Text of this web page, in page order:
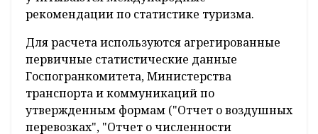
Как пояснили в Белстате, ранее подобной
методики не было: учет выездного туризма
велся на основании данных
Государственного погранкомитета о
пересечении пунктов пропуска. Теперь же
вводится новый сложный механизм
подсчетов, который позволяет учитывать в
том числе поток туристов через открытую